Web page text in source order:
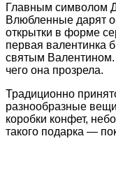
Главным символом
Влюбленные дарят
открытки в форме
первая валентинка
святым Валентином.
чего она прозрела.
Традиционно
разнообразные
коробки конфет,
такого подарка —